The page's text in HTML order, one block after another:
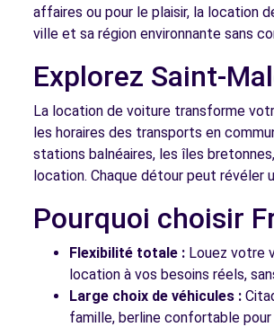
affaires ou pour le plaisir, la location
ville et sa région environnante sans
Explorez Saint-
La location de voiture transforme
les horaires des transports en
stations balnéaires, les îles
location. Chaque détour peut révéler
Pourquoi choisir
Flexibilité totale : Louez votre
location à vos besoins réels,
Large choix de véhicules :
famille, berline confortable